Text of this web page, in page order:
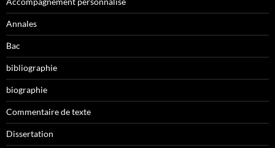
Annales
Bac
bibliographie
biographie
Commentaire de texte
Dissertation